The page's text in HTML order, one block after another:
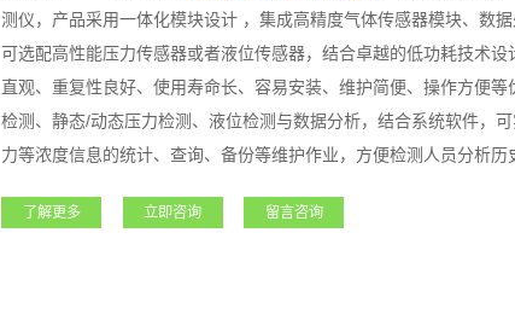
测仪，产品采用一体化模块设计 ，集成高精度气体传感器模块、数据
可选配高性能压力传感器或者液位传感器，结合卓越的低功耗技术
直观、重复性良好、使用寿命长、容易安装、维护简便、操作方便
检测、静态/动态压力检测、液位检测与数据分析，结合系统软件，
力等浓度信息的统计、查询、备份等维护作业，方便检测人员分析历
时性，降低设备使用风险。
了解更多 立即咨询 留言咨询